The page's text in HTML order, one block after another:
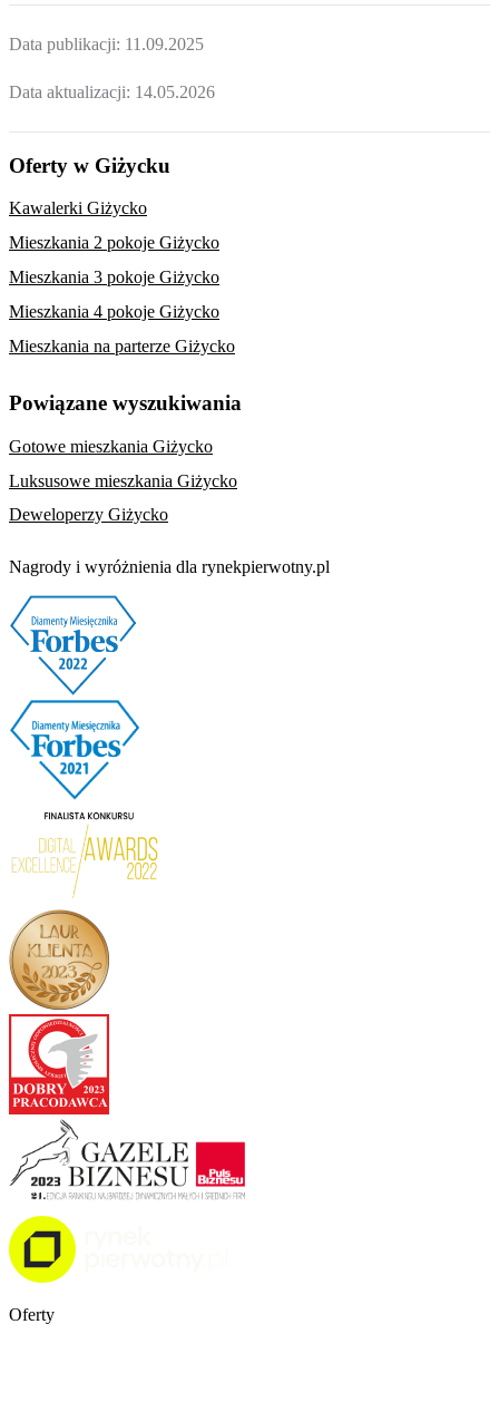
Data publikacji: 11.09.2025
Data aktualizacji: 14.05.2026
Oferty w Giżycku
Kawalerki Giżycko
Mieszkania 2 pokoje Giżycko
Mieszkania 3 pokoje Giżycko
Mieszkania 4 pokoje Giżycko
Mieszkania na parterze Giżycko
Powiązane wyszukiwania
Gotowe mieszkania Giżycko
Luksusowe mieszkania Giżycko
Deweloperzy Giżycko
Nagrody i wyróżnienia dla rynekpierwotny.pl
Oferty